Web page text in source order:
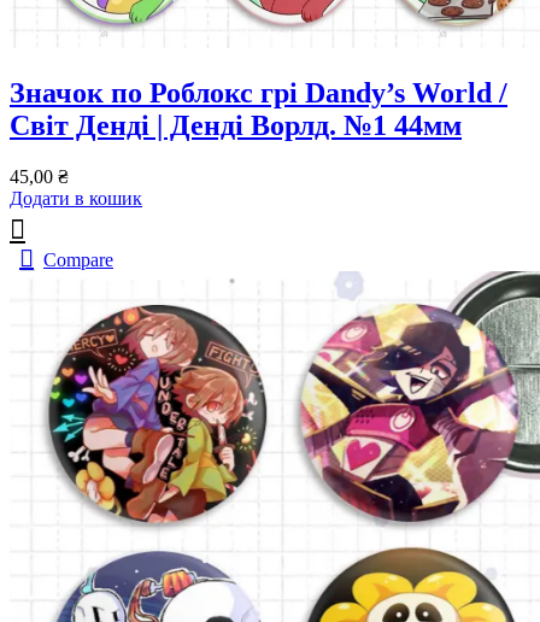
Значок по Роблокс грі Dandy’s World /
Світ Денді | Денді Ворлд. №1 44мм
45,00 ₴
Додати в кошик
Compare